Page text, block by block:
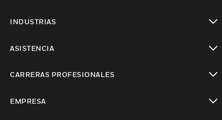
INDUSTRIAS
ASISTENCIA
CARRERAS PROFESIONALES
EMPRESA